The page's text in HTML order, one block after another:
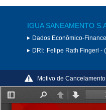
IGUA SANEAMENTO
Dados Econômico-
DRI: Felipe Rath Fingerl -
Motivo de